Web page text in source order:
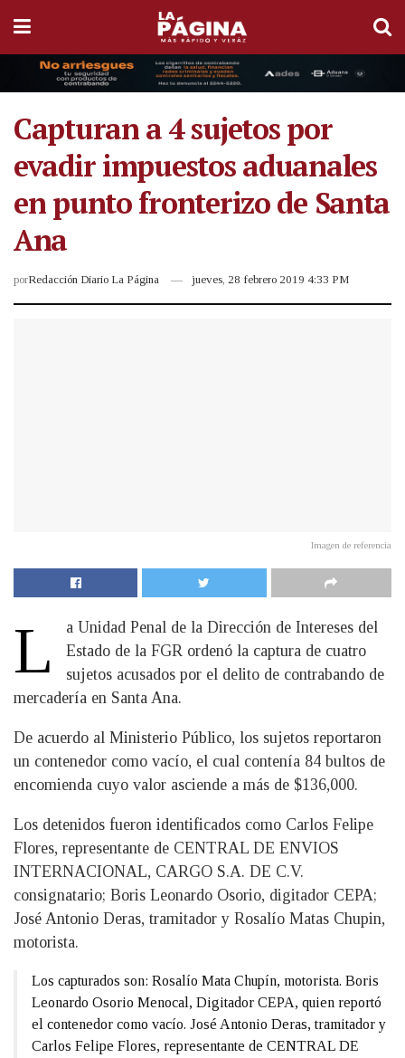
Capturan a 4 sujetos por
evadir impuestos aduanales
en punto fronterizo de Santa
Ana
porRedacción Diario La Página jueves, 28 febrero 2019 4:33 PM
Imagen de referencia
L
a Unidad Penal de la Dirección de Intereses del
Estado de la FGR ordenó la captura de cuatro
sujetos acusados por el delito de contrabando de
mercadería en Santa Ana.
De acuerdo al Ministerio Público, los sujetos reportaron
un contenedor como vacío, el cual contenía 84 bultos de
encomienda cuyo valor asciende a más de $136,000.
Los detenidos fueron identificados como Carlos Felipe
Flores, representante de CENTRAL DE ENVIOS
INTERNACIONAL, CARGO S.A. DE C.V.
consignatario; Boris Leonardo Osorio, digitador CEPA;
José Antonio Deras, tramitador y Rosalío Matas Chupin,
motorista.
Los capturados son: Rosalío Mata Chupín, motorista. Boris
Leonardo Osorio Menocal, Digitador CEPA, quien reportó
el contenedor como vacío. José Antonio Deras, tramitador y
Carlos Felipe Flores, representante de CENTRAL DE